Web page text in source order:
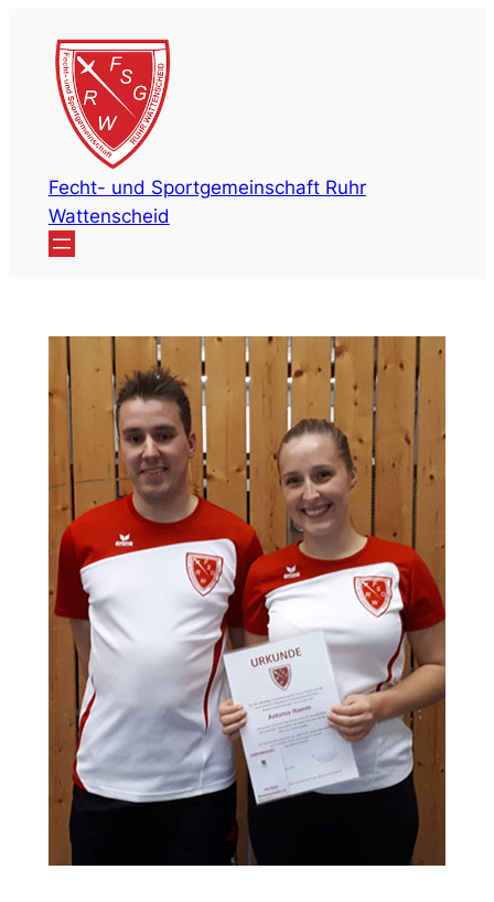
Inhalt
springen
Fecht- und Sportgemeinschaft Ruhr
Wattenscheid